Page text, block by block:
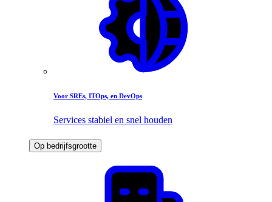
Voor SREs, ITOps, en DevOps
Services stabiel en snel houden
Op bedrijfsgrootte